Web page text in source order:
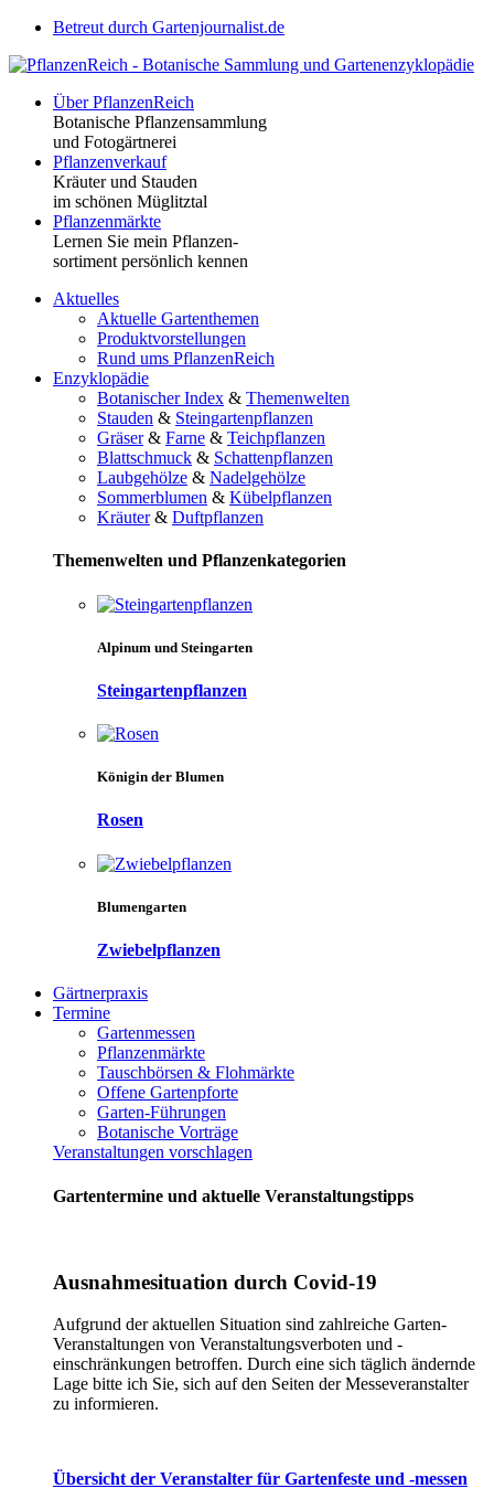
Betreut durch Gartenjournalist.de
Über PflanzenReich
Botanische Pflanzensammlung
und Fotogärtnerei
Pflanzenverkauf
Kräuter und Stauden
im schönen Müglitztal
Pflanzenmärkte
Lernen Sie mein Pflanzen-
sortiment persönlich kennen
Aktuelles
Aktuelle Gartenthemen
Produktvorstellungen
Rund ums PflanzenReich
Enzyklopädie
Botanischer Index & Themenwelten
Stauden & Steingartenpflanzen
Gräser& Farne & Teichpflanzen
Blattschmuck & Schattenpflanzen
Laubgehölze & Nadelgehölze
Sommerblumen & Kübelpflanzen
Kräuter& Duftpflanzen
Themenwelten und Pflanzenkategorien
Alpinum und Steingarten
Steingartenpflanzen
Königin der Blumen
Rosen
Blumengarten
Zwiebelpflanzen
Gärtnerpraxis
Termine
Gartenmessen
Pflanzenmärkte
Tauschbörsen & Flohmärkte
Offene Gartenpforte
Garten-Führungen
Botanische Vorträge
Veranstaltungen vorschlagen
Gartentermine und aktuelle Veranstaltungstipps
Ausnahmesituation durch Covid-19
Aufgrund der aktuellen Situation sind zahlreiche Garten-
Veranstaltungen von Veranstaltungsverboten und -
einschränkungen betroffen. Durch eine sich täglich ändernde
Lage bitte ich Sie, sich auf den Seiten der Messeveranstalter
zu informieren.
Übersicht der Veranstalter für Gartenfeste und -messen